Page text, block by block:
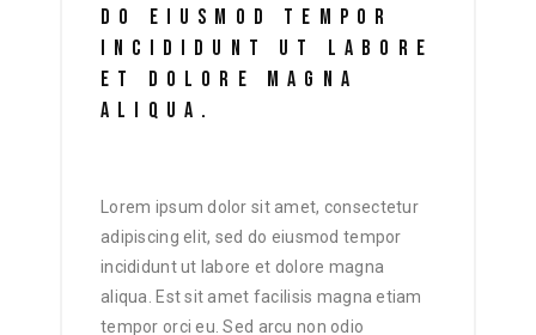
DO EIUSMOD TEMPOR
INCIDIDUNT UT LABORE
ET DOLORE MAGNA
ALIQUA.
Lorem ipsum dolor sit amet, consectetur
adipiscing elit, sed do eiusmod tempor
incididunt ut labore et dolore magna
aliqua. Est sit amet facilisis magna etiam
tempor orci eu. Sed arcu non odio